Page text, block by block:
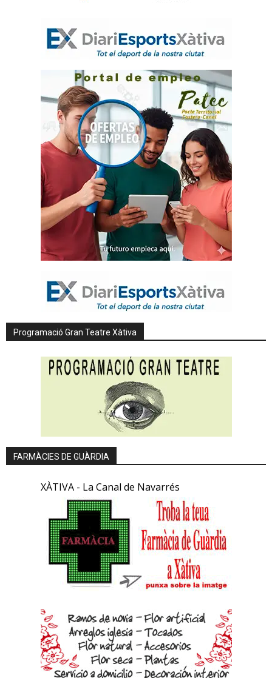
Programació Gran Teatre Xàtiva
FARMÀCIES DE GUÀRDIA
XÀTIVA - La Canal de Navarrés